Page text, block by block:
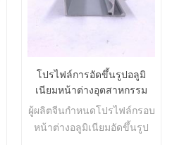
โปรไฟล์การอัดขึ้นรูปอลูมิ
เนียมหน้าต่างอุตสาหกรรม
ประตูแอฟริกาแคเมอรูน
ผู้ผลิตจีนกำหนดโปรไฟล์กรอบ
หน้าต่างอลูมิเนียมอัดขึ้นรูป